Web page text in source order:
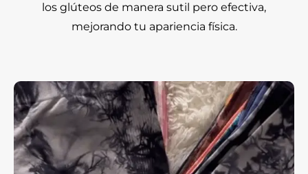
los glúteos de manera sutil pero efectiva,
mejorando tu apariencia física.